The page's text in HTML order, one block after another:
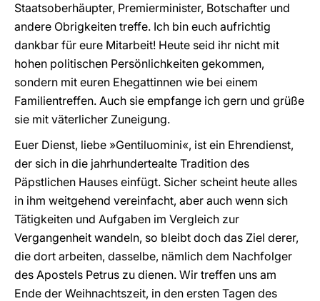
Staatsoberhäupter, Premierminister, Botschafter und
andere Obrigkeiten treffe. Ich bin euch aufrichtig
dankbar für eure Mitarbeit! Heute seid ihr nicht mit
hohen politischen Persönlichkeiten gekommen,
sondern mit euren Ehegattinnen wie bei einem
Familientreffen. Auch sie empfange ich gern und grüße
sie mit väterlicher Zuneigung.
Euer Dienst, liebe »Gentiluomini«, ist ein Ehrendienst,
der sich in die jahrhundertealte Tradition des
Päpstlichen Hauses einfügt. Sicher scheint heute alles
in ihm weitgehend vereinfacht, aber auch wenn sich
Tätigkeiten und Aufgaben im Vergleich zur
Vergangenheit wandeln, so bleibt doch das Ziel derer,
die dort arbeiten, dasselbe, nämlich dem Nachfolger
des Apostels Petrus zu dienen. Wir treffen uns am
Ende der Weihnachtszeit, in den ersten Tagen des